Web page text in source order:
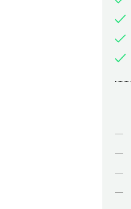
—
—
—
—